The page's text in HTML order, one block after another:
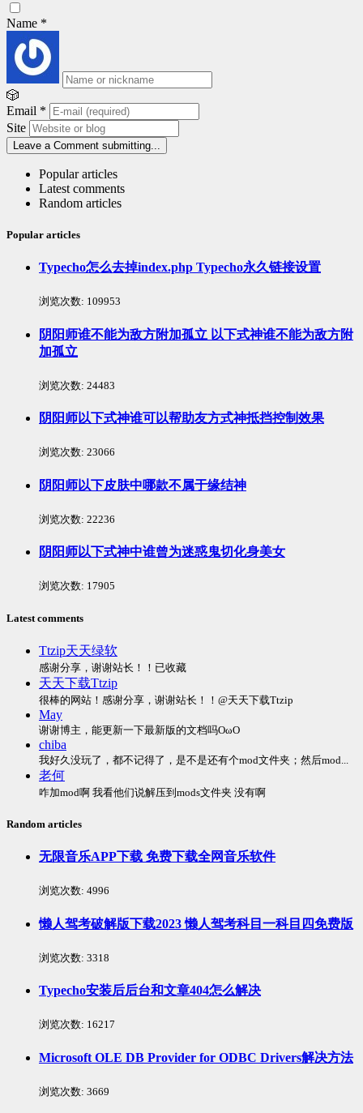
Name *
🎲
Email *
Site
Leave a Comment submitting...
Popular articles
Latest comments
Random articles
Popular articles
Typecho怎么去掉index.php Typecho永久链接设置
浏览次数: 109953
阴阳师谁不能为敌方附加孤立 以下式神谁不能为敌方附
加孤立
浏览次数: 24483
阴阳师以下式神谁可以帮助友方式神抵挡控制效果
浏览次数: 23066
阴阳师以下皮肤中哪款不属于缘结神
浏览次数: 22236
阴阳师以下式神中谁曾为迷惑鬼切化身美女
浏览次数: 17905
Latest comments
Ttzip天天绿软
感谢分享，谢谢站长！！已收藏
天天下载Ttzip
很棒的网站！感谢分享，谢谢站长！！@天天下载Ttzip
May
谢谢博主，能更新一下最新版的文档吗OωO
chiba
我好久没玩了，都不记得了，是不是还有个mod文件夹；然后mod...
老何
咋加mod啊 我看他们说解压到mods文件夹 没有啊
Random articles
无限音乐APP下载 免费下载全网音乐软件
浏览次数: 4996
懒人驾考破解版下载2023 懒人驾考科目一科目四免费版
浏览次数: 3318
Typecho安装后后台和文章404怎么解决
浏览次数: 16217
Microsoft OLE DB Provider for ODBC Drivers解决方法
浏览次数: 3669